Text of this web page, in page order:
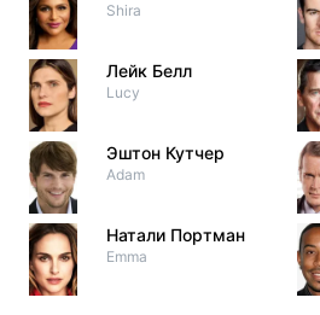
Shira
Лейк Белл
Lucy
Эштон Кутчер
Adam
Натали Портман
Emma